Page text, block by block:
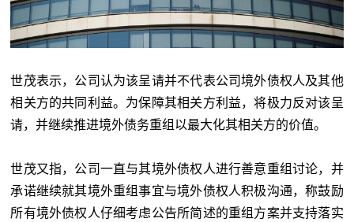
世茂表示，公司认为该呈请并不代表公司境外债权人及其他
相关方的共同利益。为保障其相关方利益，将极力反对该呈
请，并继续推进境外债务重组以最大化其相关方的价值。
世茂又指，公司一直与其境外债权人进行善意重组讨论，并
承诺继续就其境外重组事宜与境外债权人积极沟通，称鼓励
所有境外债权人仔细考虑公告所简述的重组方案并支持落实